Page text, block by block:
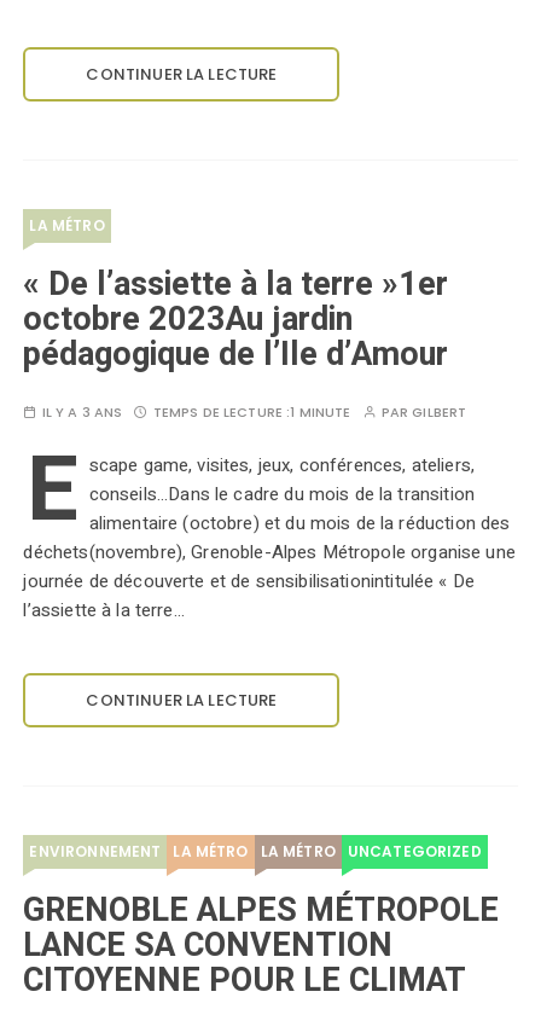
CONTINUER LA LECTURE
LA MÉTRO
« De l’assiette à la terre »1er
octobre 2023Au jardin
pédagogique de l’Ile d’Amour
IL Y A 3 ANS TEMPS DE LECTURE :1 MINUTE PARGILBERT
E scape game, visites, jeux, conférences, ateliers,
conseils...Dans le cadre du mois de la transition
alimentaire (octobre) et du mois de la réduction des
déchets(novembre), Grenoble-Alpes Métropole organise une
journée de découverte et de sensibilisationintitulée « De
l’assiette à la terre…
CONTINUER LA LECTURE
ENVIRONNEMENT LA MÉTRO LA MÉTRO UNCATEGORIZED
GRENOBLE ALPES MÉTROPOLE
LANCE SA CONVENTION
CITOYENNE POUR LE CLIMAT